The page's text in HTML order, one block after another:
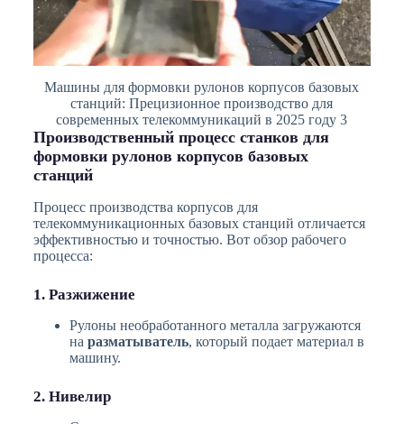
Машины для формовки рулонов корпусов базовых
станций: Прецизионное производство для
современных телекоммуникаций в 2025 году 3
Производственный процесс станков для
формовки рулонов корпусов базовых
станций
Процесс производства корпусов для
телекоммуникационных базовых станций отличается
эффективностью и точностью. Вот обзор рабочего
процесса:
1. Разжижение
Рулоны необработанного металла загружаются
на разматыватель, который подает материал в
машину.
2. Нивелир